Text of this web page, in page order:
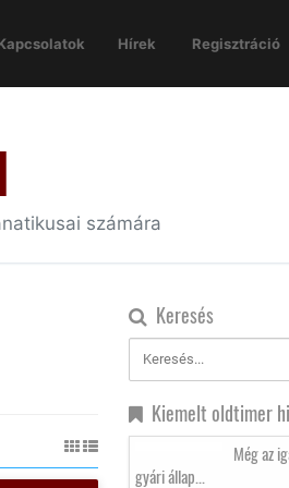
Hírek Regisztráció
számára
Keresés
Kiemelt oldtimer
Még az
gyári állap...